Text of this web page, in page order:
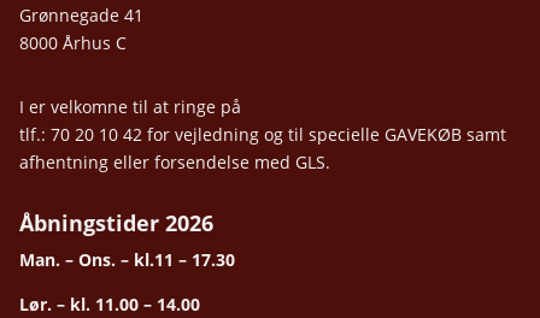
Grønnegade 41
8000 Århus C
I er velkomne til at ringe på
tlf.: 70 20 10 42 for vejledning og til specielle GAVEKØB samt
afhentning eller forsendelse med GLS.
Åbningstider 2026
Man. – Ons. – kl.11 – 17.30
Lør. – kl. 11.00 – 14.00